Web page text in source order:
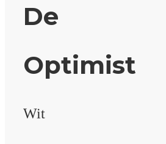
De
Optimist
Wit